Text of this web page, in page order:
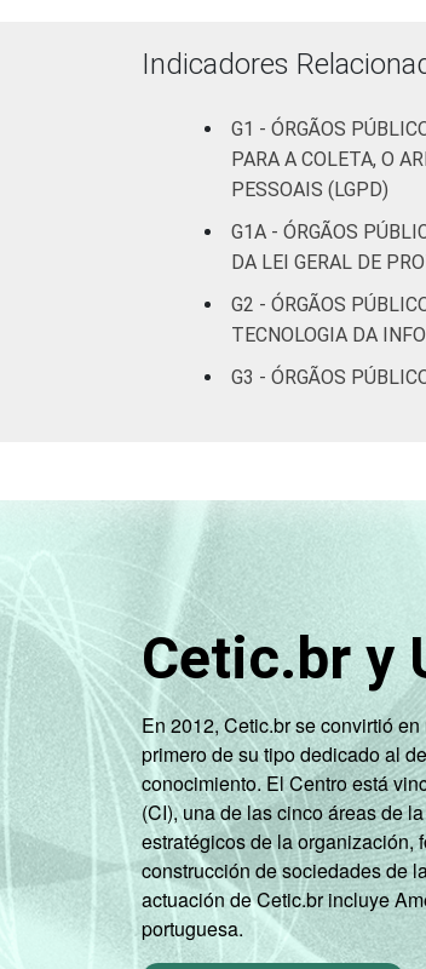
Não
Fonte: CGI.br/NIC.br,
tecnologias de
Indicadores
G1 - ÓRGÃOS
PARA A COLETA, O
PESSOAIS (LGPD)
G1A - ÓRGÃOS
DA LEI GERAL DE
G2 - ÓRGÃOS
TECNOLOGIA DA
G3 - ÓRGÃOS
Cetic.br y
En 2012, Cetic.br se convirtió
primero de su tipo dedicado al
conocimiento. El Centro está
(CI), una de las cinco áreas de
estratégicos de la organización,
construcción de sociedades de
actuación de Cetic.br incluye
portuguesa.